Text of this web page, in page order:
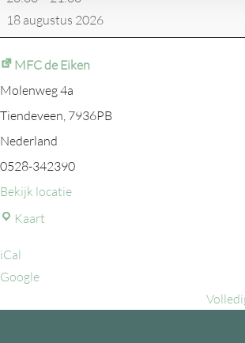
18 augustus 2026
MFC de Eiken
Molenweg 4a
Tiendeveen, 7936PB
Nederland
0528-342390
Bekijk locatie
Kaart
iCal
Google